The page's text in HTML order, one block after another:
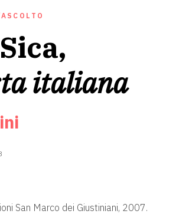
italiana
San Marco dei Giustiniani, 2007.